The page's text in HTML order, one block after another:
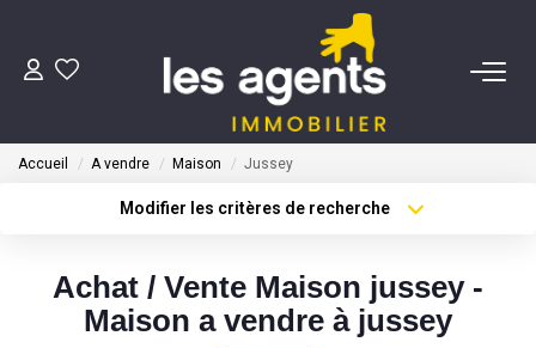
ACHETER
CONTACT
Accueil A vendre Maison Jussey
Modifier les critères de recherche
Sélectionnez...
Type de bien
Surface min
Achat / Vente Maison jussey -
Maison a vendre à jussey